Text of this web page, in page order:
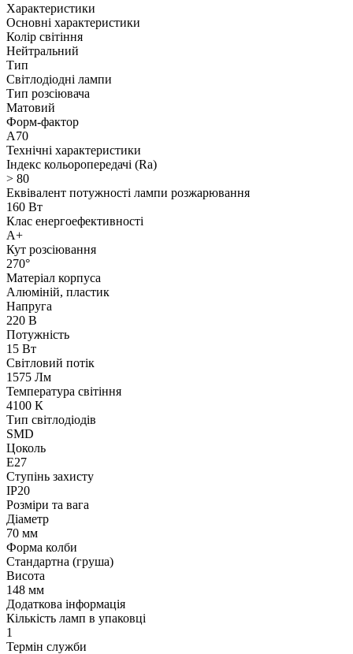
Характеристики
Основні характеристики
Колір світіння
Нейтральний
Тип
Світлодіодні лампи
Тип розсіювача
Матовий
Форм-фактор
A70
Технічні характеристики
Індекс кольоропередачі (Ra)
> 80
Еквівалент потужності лампи розжарювання
160 Вт
Клас енергоефективності
A+
Кут розсіювання
270°
Матеріал корпуса
Алюміній, пластик
Напруга
220 В
Потужність
15 Вт
Світловий потік
1575 Лм
Температура світіння
4100 К
Тип світлодіодів
SMD
Цоколь
E27
Ступінь захисту
IP20
Розміри та вага
Діаметр
70 мм
Форма колби
Стандартна (груша)
Висота
148 мм
Додаткова інформація
Кількість ламп в упаковці
1
Термін служби